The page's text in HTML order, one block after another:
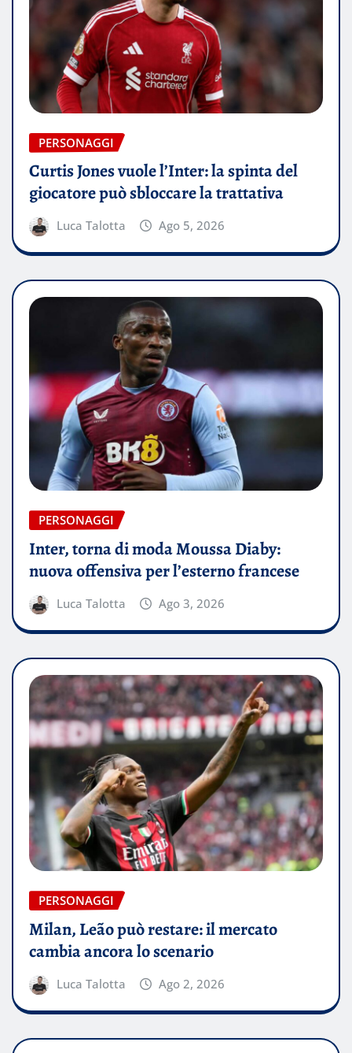
PERSONAGGI
Curtis Jones vuole l’Inter: la spinta del
giocatore può sbloccare la trattativa
Luca Talotta Ago 5, 2026
PERSONAGGI
Inter, torna di moda Moussa Diaby:
nuova offensiva per l’esterno francese
Luca Talotta Ago 3, 2026
PERSONAGGI
Milan, Leão può restare: il mercato
cambia ancora lo scenario
Luca Talotta Ago 2, 2026